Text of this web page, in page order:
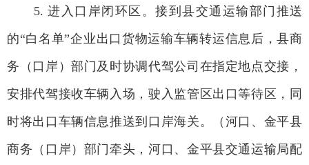
5. 进入口岸闭环区。接到县交通运输部门推送
的“白名单”企业出口货物运输车辆转运信息后，县商
务（口岸）部门及时协调代驾公司在指定地点交接，
安排代驾接收车辆入场，驶入监管区出口等待区，同
时将出口车辆信息推送到口岸海关。（河口、金平县
商务（口岸）部门牵头，河口、金平县交通运输局配